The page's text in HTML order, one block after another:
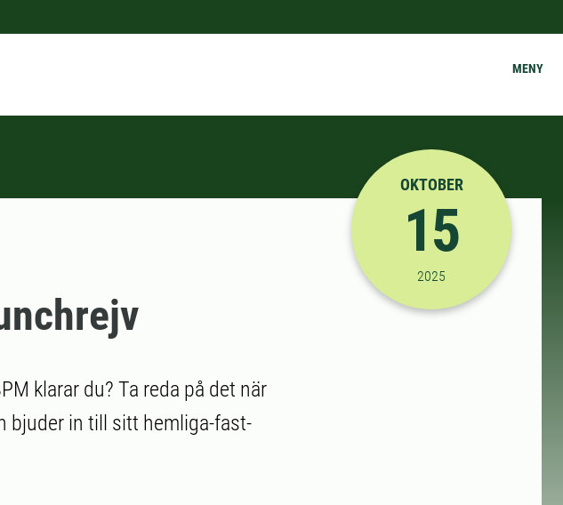
MENY
2025-10-15 12:10:00
OKTOBER
15
2025
klarar du? Ta reda på det när
bjuder in till sitt hemliga-fast-